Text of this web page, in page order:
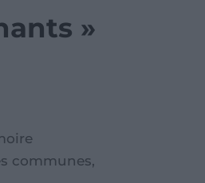
»
communes,